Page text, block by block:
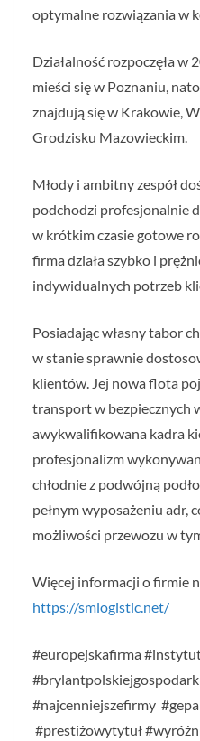
optymalne rozwiązania w
Działalność rozpoczęła w
mieści się w Poznaniu,
znajdują się w Krakowie,
Grodzisku Mazowieckim.
Młody i ambitny zespół
podchodzi profesjonalnie
w krótkim czasie gotowe
firma działa szybko i
indywidualnych potrzeb
Posiadając własny tabor
w stanie sprawnie
klientów. Jej nowa flota
transport w bezpiecznych
awykwalifikowana kadra
profesjonalizm
chłodnie z podwójną
pełnym wyposażeniu adr,
możliwości przewozu w
Więcej informacji o firmie
https://smlogistic.net/
#europejskafirma
#najcenniejszefirmy
#prestiżowytytuł